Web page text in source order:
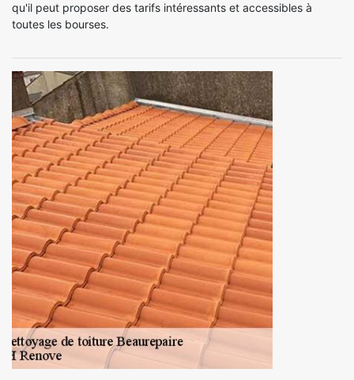
qu'il peut proposer des tarifs intéressants et accessibles à
toutes les bourses.